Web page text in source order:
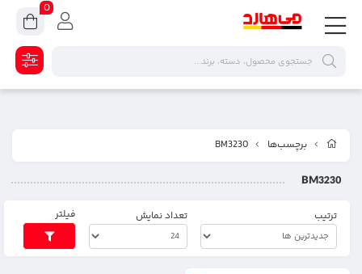
برچسب‌ها BM3230
BM3230
ترتیب تعداد نمایش فیلتر
0